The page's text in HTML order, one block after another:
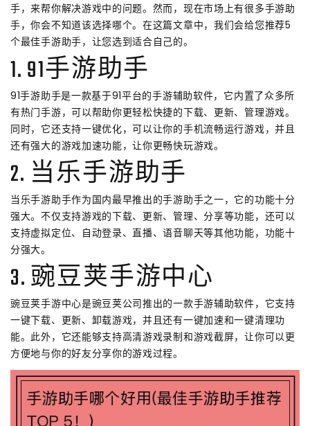
手，来帮你解决游戏中的问题。然而，现在市场上有很多手游助
手，你会不知道该选择哪个。在这篇文章中，我们会给您推荐5
个最佳手游助手，让您选到适合自己的。
1. 91手游助手
91手游助手是一款基于91平台的手游辅助软件，它内置了众多所
有热门手游，可以帮助你更轻松快捷的下载、更新、管理游戏。
同时，它还支持一键优化，可以让你的手机流畅运行游戏，并且
还有强大的游戏加速功能，让你更畅快玩游戏。
2. 当乐手游助手
当乐手游助手作为国内最早推出的手游助手之一，它的功能十分
强大。不仅支持游戏的下载、更新、管理、分享等功能，还可以
支持虚拟定位、自动登录、直播、语音聊天等其他功能，功能十
分强大。
3. 豌豆荚手游中心
豌豆荚手游中心是豌豆荚公司推出的一款手游辅助软件，它支持
一键下载、更新、卸载游戏，并且还有一键加速和一键清理功
能。此外，它还能够支持高清游戏录制和游戏截屏，让你可以更
方便地与你的好友分享你的游戏过程。